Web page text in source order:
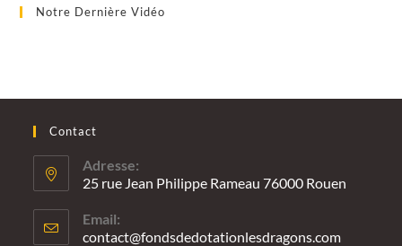
Notre Dernière Vidéo
Contact
Adresse:
25 rue Jean Philippe Rameau 76000 Rouen
Email:
contact@fondsdedotationlesdragons.comS’ouvre